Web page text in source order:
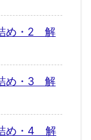
め・2 解
め・3 解
め・4 解